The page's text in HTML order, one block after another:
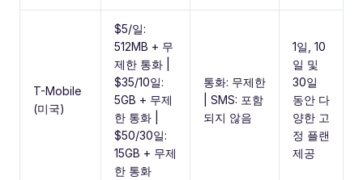
T-Mobile
(미국)
$5/일:
512MB + 무
제한 통화 |
$35/10일:
5GB + 무제
한 통화 |
$50/30일:
15GB + 무제
한 통화
통화: 무제한
| SMS: 포함
되지 않음
1일, 10
일 및
30일
동안 다
양한 고
정 플랜
제공